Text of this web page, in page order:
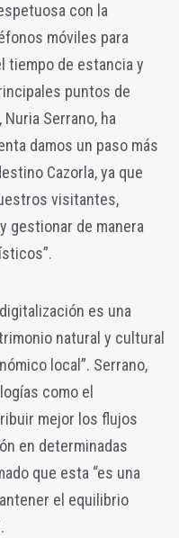
con la
móviles para
tiempo de estancia y
puntos de
Serrano, ha
damos un paso más
Cazorla, ya que
visitantes,
gestionar de manera
es una
natural y cultural
local”. Serrano,
como el
mejor los flujos
en determinadas
que esta “es una
el equilibrio